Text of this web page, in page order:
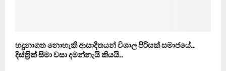
හදුනාගත නොහැකි ආසාදිතයන් විශාල පිරිසක් සමාජයේ..
දිස්ත‍්‍රික් සීමා වසා දමන්නැයි කියයි..